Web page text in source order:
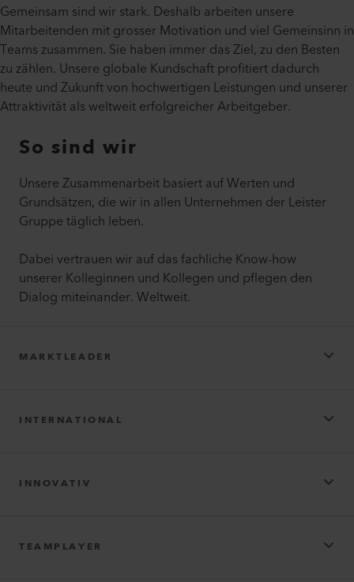
Gemeinsam sind wir stark. Deshalb arbeiten unsere
Mitarbeitenden mit grosser Motivation und viel Gemeinsinn in
Teams zusammen. Sie haben immer das Ziel, zu den Besten
zu zählen. Unsere globale Kundschaft profitiert dadurch
heute und Zukunft von hochwertigen Leistungen und unserer
Attraktivität als weltweit erfolgreicher Arbeitgeber.
So sind wir
Unsere Zusammenarbeit basiert auf Werten und
Grundsätzen, die wir in allen Unternehmen der Leister
Gruppe täglich leben.
Dabei vertrauen wir auf das fachliche Know-how
unserer Kolleginnen und Kollegen und pflegen den
Dialog miteinander. Weltweit.
MARKTLEADER
INTERNATIONAL
INNOVATIV
TEAMPLAYER